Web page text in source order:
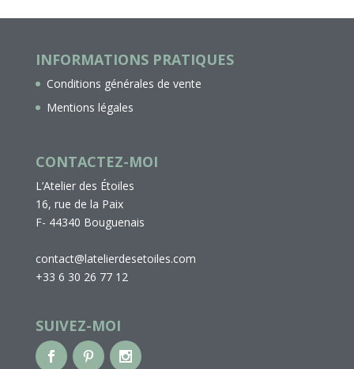
INFORMATIONS PRATIQUES
Conditions générales de vente
Mentions légales
CONTACTEZ-MOI
L’Atelier des Étoiles
16, rue de la Paix
F- 44340 Bouguenais
contact@latelierdesetoiles.com
+33 6 30 26 77 12
SUIVEZ-MOI